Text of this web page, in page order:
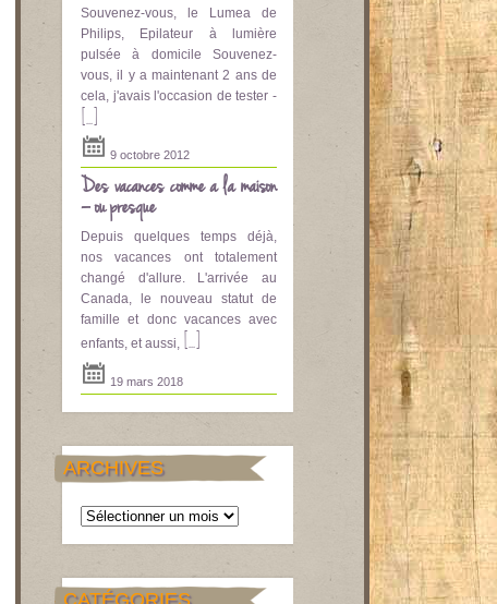
Souvenez-vous, le Lumea de
Philips, Epilateur à lumière
pulsée à domicile Souvenez-
vous, il y a maintenant 2 ans de
cela, j'avais l'occasion de tester -
[...]
9 octobre 2012
Des vacances comme à la maison
– ou presque
Depuis quelques temps déjà,
nos vacances ont totalement
changé d'allure. L'arrivée au
Canada, le nouveau statut de
famille et donc vacances avec
enfants, et aussi, [...]
19 mars 2018
ARCHIVES
Archives
CATÉGORIES